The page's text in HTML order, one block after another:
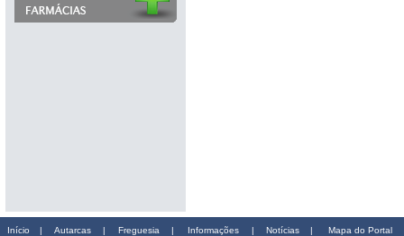
Início | Autarcas | Freguesia | Informações | Notícias | Mapa do Portal